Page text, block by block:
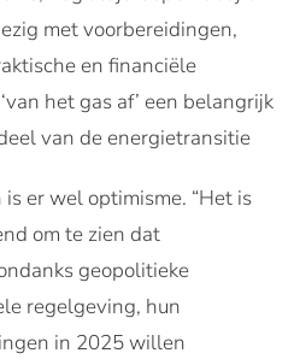
met voorbereidingen,
en financiële
het gas af’ een belangrijk
van de energietransitie
er wel optimisme. “Het is
om te zien dat
geopolitieke
regelgeving, hun
in 2025 willen